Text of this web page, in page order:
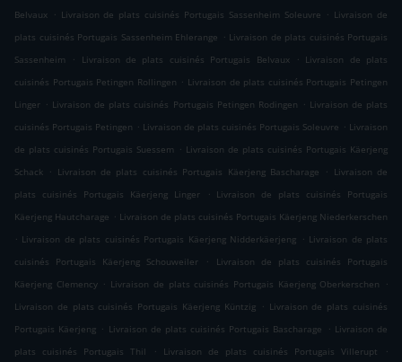
Belvaux . Livraison de plats cuisinés Portugais Sassenheim Soleuvre . Livraison de
plats cuisinés Portugais Sassenheim Ehlerange . Livraison de plats cuisinés Portugais
Sassenheim
. Livraison de plats cuisinés Portugais Belvaux . Livraison de plats
cuisinés Portugais Petingen Rollingen . Livraison de plats cuisinés Portugais Petingen
Linger . Livraison de plats cuisinés Portugais Petingen Rodingen . Livraison de plats
cuisinés Portugais Petingen . Livraison de plats cuisinés Portugais Soleuvre . Livraison
de plats cuisinés Portugais Suessem . Livraison de plats cuisinés Portugais Käerjeng
Schack . Livraison de plats cuisinés Portugais Käerjeng Bascharage . Livraison de
plats cuisinés Portugais Käerjeng Linger
. Livraison de plats cuisinés Portugais
Käerjeng Hautcharage . Livraison de plats cuisinés Portugais Käerjeng Niederkerschen
. Livraison de plats cuisinés Portugais Käerjeng Nidderkäerjeng . Livraison de plats
cuisinés Portugais Käerjeng Schouweiler
.
Livraison de plats cuisinés Portugais
Käerjeng Clemency . Livraison de plats cuisinés Portugais Käerjeng Oberkerschen
.
Livraison de plats cuisinés Portugais Käerjeng Küntzig . Livraison de plats cuisinés
Portugais Käerjeng . Livraison de plats cuisinés Portugais Bascharage . Livraison de
plats cuisinés Portugais Thil
. Livraison de plats cuisinés Portugais Villerupt
.